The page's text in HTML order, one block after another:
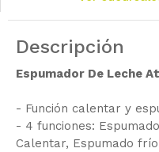
Descripción
Espumador De Leche
- Función calentar y
- 4 funciones:
Calentar, Espumado frío